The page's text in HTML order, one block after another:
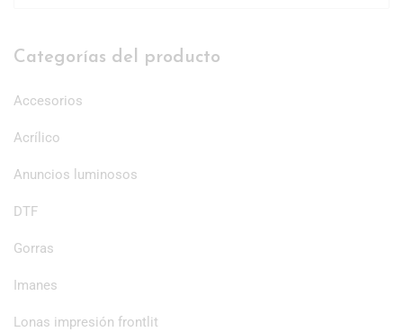
Categorías del producto
Accesorios
Acrílico
Anuncios luminosos
DTF
Gorras
Imanes
Lonas impresión frontlit